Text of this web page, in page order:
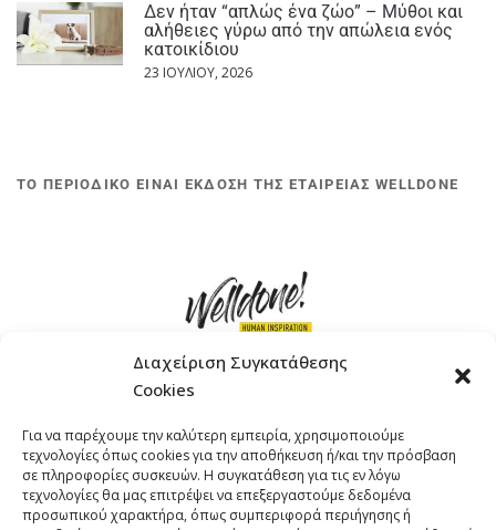
Διαχείριση Συγκατάθεσης
Cookies
Για να παρέχουμε την καλύτερη εμπειρία, χρησιμοποιούμε
τεχνολογίες όπως cookies για την αποθήκευση ή/και την πρόσβαση
σε πληροφορίες συσκευών. Η συγκατάθεση για τις εν λόγω
τεχνολογίες θα μας επιτρέψει να επεξεργαστούμε δεδομένα
προσωπικού χαρακτήρα, όπως συμπεριφορά περιήγησης ή
Δεν ήταν “απλώς ένα ζώο” – Μύθοι και
αλήθειες γύρω από την απώλεια ενός
κατοικίδιου
23 ΙΟΥΛΊΟΥ, 2026
ΤΟ ΠΕΡΙΟΔΙΚΟ ΕΙΝΑΙ ΕΚΔΟΣΗ ΤΗΣ ΕΤΑΙΡΕΙΑΣ WELLDONE
ΤΗΛΕΦΩΝΟ: +30 211 4021758
EMAIL:info@welldone.com.gr